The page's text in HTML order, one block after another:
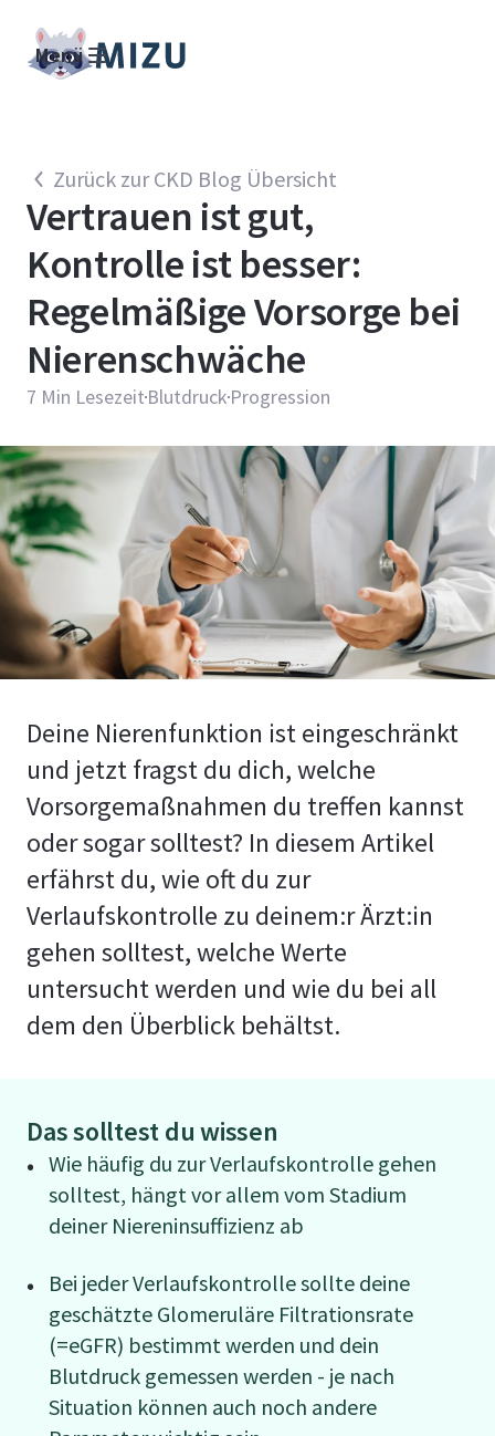
Menü
Zurück zur CKD Blog Übersicht
Vertrauen ist gut,
Kontrolle ist besser:
Regelmäßige Vorsorge bei
Nierenschwäche
7 Min Lesezeit Blutdruck Progression
Deine Nierenfunktion ist eingeschränkt
und jetzt fragst du dich, welche
Vorsorgemaßnahmen du treffen kannst
oder sogar solltest? In diesem Artikel
erfährst du, wie oft du zur
Verlaufskontrolle zu deinem:r Ärzt:in
gehen solltest, welche Werte
untersucht werden und wie du bei all
dem den Überblick behältst.
Das solltest du wissen
Wie häufig du zur Verlaufskontrolle gehen
solltest, hängt vor allem vom Stadium
deiner Niereninsuffizienz ab
Bei jeder Verlaufskontrolle sollte deine
geschätzte Glomeruläre Filtrationsrate
(=eGFR) bestimmt werden und dein
Blutdruck gemessen werden - je nach
Situation können auch noch andere